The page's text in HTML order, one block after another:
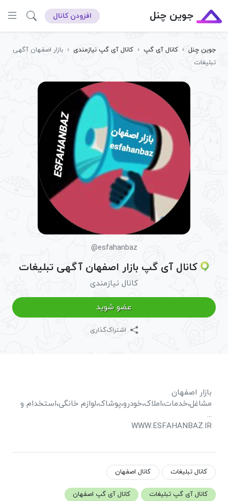
جوین چنل افزودن کانال
جوین چنل › کانال آی گپ › کانال آی گپ نیازمندی › بازار اصفهان آگهی
تبلیغات
@esfahanbaz
کانال آی گپ بازار اصفهان آگهی تبلیغات
کانال نیازمندی
عضو شوید
اشتراک‌گذاری
بازار اصفهان
مشاغل،خدمات،املاک،خودرو،پوشاک،لوازم خانگی،استخدام و
...
WWW.ESFAHANBAZ.IR
کانال تبلیغات کانال اصفهان
کانال آی گپ تبلیغات کانال آی گپ اصفهان